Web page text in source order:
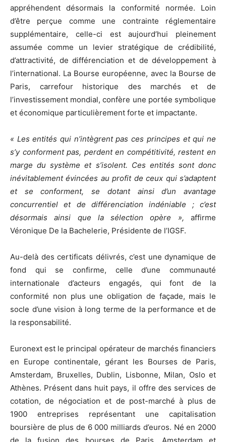
appréhendent désormais la conformité normée. Loin
d’être perçue comme une contrainte réglementaire
supplémentaire, celle-ci est aujourd’hui pleinement
assumée comme un levier stratégique de crédibilité,
d’attractivité, de différenciation et de développement à
l’international. La Bourse européenne, avec la Bourse de
Paris, carrefour historique des marchés et de
l’investissement mondial, confère une portée symbolique
et économique particulièrement forte et impactante.
« Les entités qui n’intègrent pas ces principes et qui ne
s’y conforment pas, perdent en compétitivité, restent en
marge du système et s’isolent. Ces entités sont donc
inévitablement évincées au profit de ceux qui s’adaptent
et se conforment, se dotant ainsi d’un avantage
concurrentiel et de différenciation indéniable ; c’est
désormais ainsi que la sélection opère », affirme
Véronique De la Bachelerie, Présidente de l’IGSF.
Au-delà des certificats délivrés, c’est une dynamique de
fond qui se confirme, celle d’une communauté
internationale d’acteurs engagés, qui font de la
conformité non plus une obligation de façade, mais le
socle d’une vision à long terme de la performance et de
la responsabilité.
Euronext est le principal opérateur de marchés financiers
en Europe continentale, gérant les Bourses de Paris,
Amsterdam, Bruxelles, Dublin, Lisbonne, Milan, Oslo et
Athènes. Présent dans huit pays, il offre des services de
cotation, de négociation et de post-marché à plus de
1900 entreprises représentant une capitalisation
boursière de plus de 6 000 milliards d’euros. Né en 2000
de la fusion des bourses de Paris, Amsterdam et